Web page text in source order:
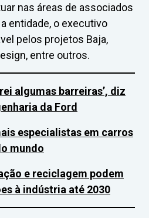
nas áreas de associados
entidade, o executivo
pelos projetos Baja,
entre outros.
algumas barreiras’, diz
da Ford
especialistas em carros
mundo
e reciclagem podem
à indústria até 2030